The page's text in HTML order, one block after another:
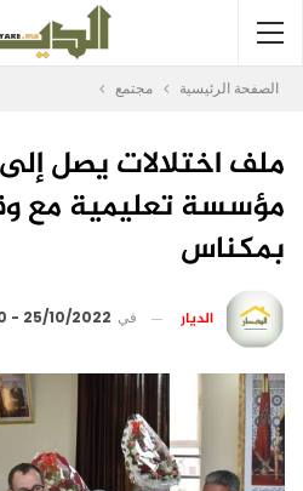
الصفحة الرئيسية مجتمع
ملف اختلالات يصل إلى
مؤسسة تعليمية مع
بمكناس
الديار في 25/10/2022 - 17:50